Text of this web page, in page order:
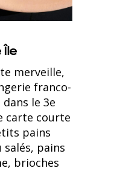
Île
merveille,
franco-
le 3e
carte courte
pains
salés, pains
brioches